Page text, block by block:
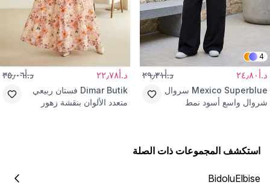
4
د.أ٢٤٫٨٠ د.أ٢٩٫٣١
Mexico Superblue سروال
شروال واسع أسود نمط
د.أ٢٢٫٧٨ د.أ٣٥٫٠٦
Dimar Butik فستان ربيعي
متعدد الألوان بنقشة زهور
استكشف المجموعات ذات الصلة
BidoluElbise